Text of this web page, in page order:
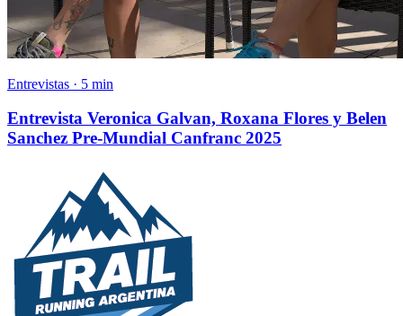
Entrevistas · 5 min
Entrevista Veronica Galvan, Roxana Flores y Belen
Sanchez Pre-Mundial Canfranc 2025